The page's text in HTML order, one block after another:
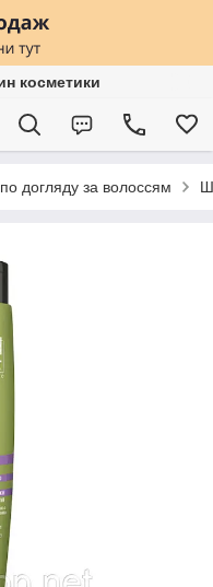
косметики
догляду за волоссям